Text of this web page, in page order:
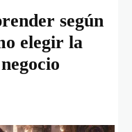
según
elegir la